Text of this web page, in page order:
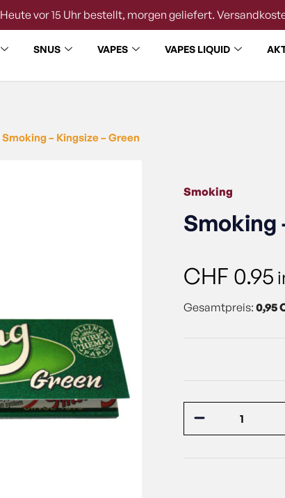
Heute vor 15 Uhr bestellt, morgen geliefert.
SNUS VAPES VAPES LIQUID
Smoking – Kingsize – Green
Smoking
Smoking
CHF 0.95
Gesamtpreis: 0,95